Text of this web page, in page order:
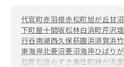
代官町赤羽根赤松町旭が丘甘沼
下町屋十間坂松林白浜町芹沢堤
行谷南湖西久保萩園浜須賀浜竹
東海岸北菱沼菱沼海岸ひばり
松尾 松浪 みずき 美住町緑が浜